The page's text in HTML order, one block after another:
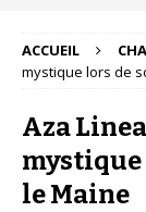
ACCUEIL
mystique lors de
Aza
mystique
le Maine